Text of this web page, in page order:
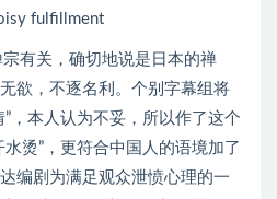
fulfillment
有关，确切地说是日本的禅
欲，不逐名利。个别字幕组将
，本人认为不妥，所以作了这个
烫”，更符合中国人的语境加了
编剧为满足观众泄愤心理的一